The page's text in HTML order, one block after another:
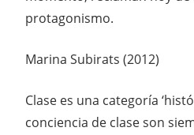
protagonismo.
Marina Subirats (2012)
Clase es una categoría
conciencia de clase son